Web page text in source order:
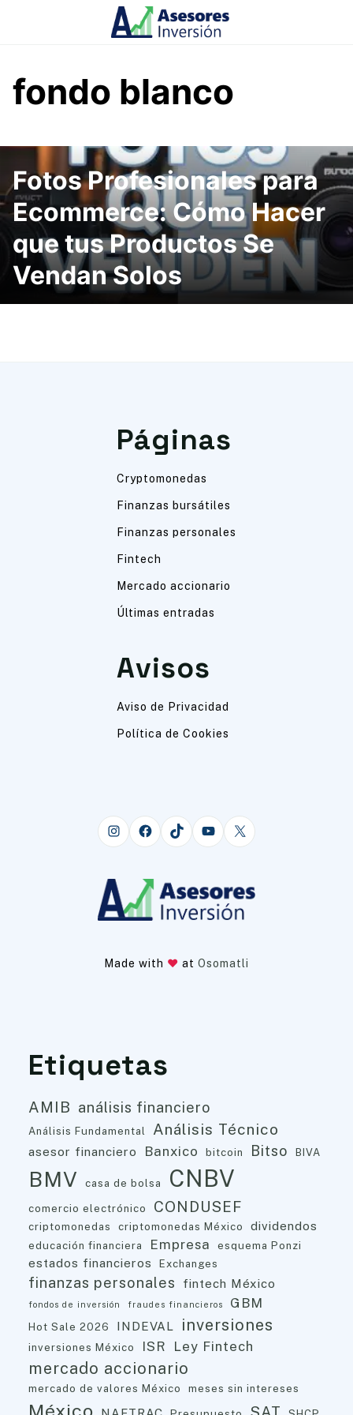
fondo blanco
Fotos Profesionales para
Ecommerce: Cómo Hacer
que tus Productos Se
Vendan Solos
Páginas
Cryptomonedas
Finanzas bursátiles
Finanzas personales
Fintech
Mercado accionario
Últimas entradas
Avisos
Aviso de Privacidad
Política de Cookies
Instagram
FacebookTikTokYouTube
X
Made with at Osomatli
Etiquetas
AMIB análisis financiero
Análisis Fundamental Análisis Técnico
asesor financiero Banxico bitcoin Bitso BIVA
BMV casa de bolsa CNBV
comercio electrónico CONDUSEF
criptomonedas criptomonedas México dividendos
educación financiera Empresa esquema Ponzi
estados financieros Exchanges
finanzas personales fintech México
fondos de inversión fraudes financieros GBM
Hot Sale 2026 INDEVAL inversiones
inversiones México ISR Ley Fintech
mercado accionario
mercado de valores México meses sin intereses
México